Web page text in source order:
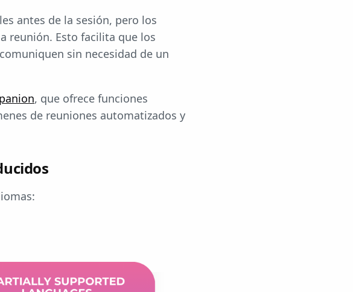
antes de la sesión, pero los
reunión. Esto facilita que los
sin necesidad de un
, que ofrece funciones
de reuniones automatizados y